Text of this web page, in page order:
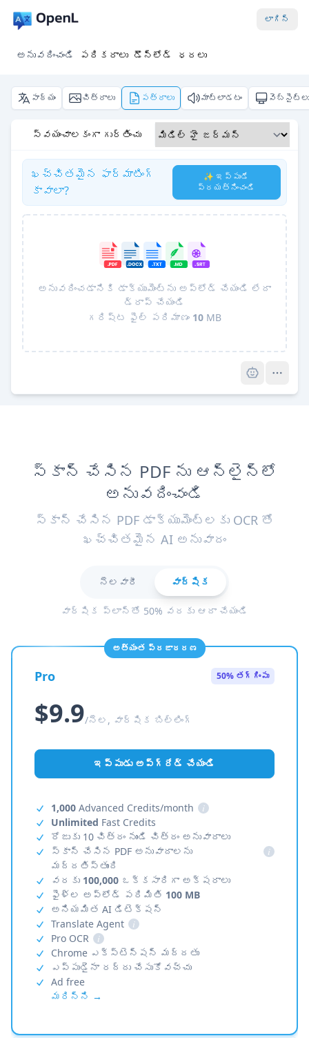
లాగిన్
అనువదించండి పరికరాలు డౌన్‌లోడ్ ధరలు
పాఠ్యం చిత్రాలు పత్రాలు మాట్లాడటం వెబ్‌సైట్లు
స్వయంచాలకంగా గుర్తించు
ఖచ్చితమైన ఫార్మాటింగ్
కావాలా?
✨ ఇప్పుడే
ప్రయత్నించండి
అనువదించడానికి డాక్యుమెంట్‌ను అప్‌లోడ్ చేయండి లేదా
డ్రాప్ చేయండి
గరిష్ట ఫైల్ పరిమాణం 10 MB
స్కాన్ చేసిన PDF ను ఆన్‌లైన్‌లో
అనువదించండి
స్కాన్ చేసిన PDF డాక్యుమెంట్లకు OCR తో
ఖచ్చితమైన AI అనువాదం
నెలవారీ వార్షిక
వార్షిక ప్లాన్‌తో 50% వరకు ఆదా చేయండి
అత్యంత ప్రజాదరణ
Pro 50% తగ్గింపు
$9.9/నెల, వార్షిక బిల్లింగ్
ఇప్పుడు అప్‌గ్రేడ్ చేయండి
1,000 Advanced Credits/month
i
Unlimited Fast Credits
రోజుకు 10 చిత్రం నుండి చిత్రం అనువాదాలు
స్కాన్ చేసిన PDF అనువాదాలను
మద్దతిస్తుంది
i
వరకు 100,000 ఒక్కసారిగా అక్షరాలు
ఫైళ్ల అప్‌లోడ్ పరిమితి 100 MB
అనియమిత AI డిటెక్షన్
Translate Agent
i
Pro OCR
i
Chrome ఎక్స్‌టెన్షన్ మద్దతు
ఎప్పుడైనా రద్దు చేసుకోవచ్చు
Ad free
మరిన్ని →